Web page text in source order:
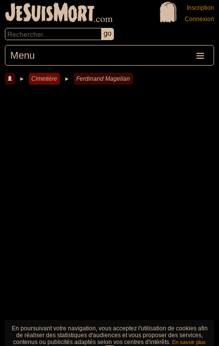
JeSuisMort.com
Menu
Inscription
Connexion
► Cimetière ► Ferdinand Magellan
En poursuivant votre navigation, vous acceptez l'utilisation de cookies afin
de réaliser des statistiques d'audiences et vous proposer des services,
contenus ou publicités adaptés selon vos centres d'intérêts. En savoir plus